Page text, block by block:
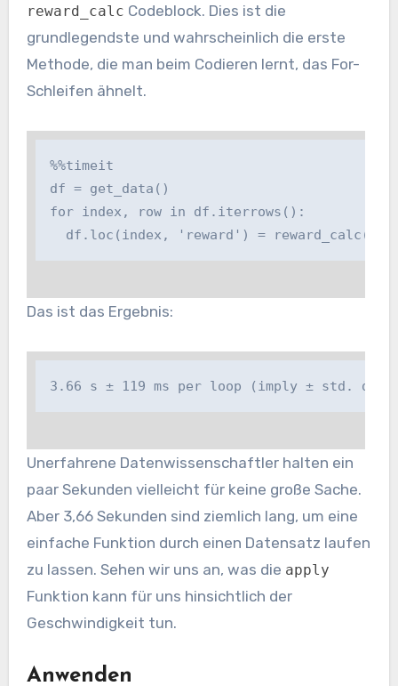
reward_calc Codeblock. Dies ist die
grundlegendste und wahrscheinlich die erste
Methode, die man beim Codieren lernt, das For-
Schleifen ähnelt.
%%timeit
df = get_data()
for index, row in df.iterrows():
df.loc(index, 'reward') =
Das ist das Ergebnis:
3.66 s ± 119 ms per loop (imply ± std.
Unerfahrene Datenwissenschaftler halten ein
paar Sekunden vielleicht für keine große Sache.
Aber 3,66 Sekunden sind ziemlich lang, um eine
einfache Funktion durch einen Datensatz laufen
zu lassen. Sehen wir uns an, was die apply
Funktion kann für uns hinsichtlich der
Geschwindigkeit tun.
Anwenden